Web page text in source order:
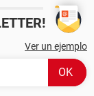
Ver un ejemplo